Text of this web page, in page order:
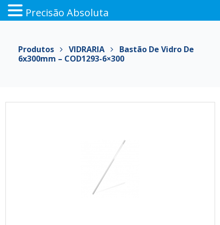
conteúdo
Produtos VIDRARIA
Bastão De Vidro De
6x300mm – COD1293-6×300
Precisão Absoluta